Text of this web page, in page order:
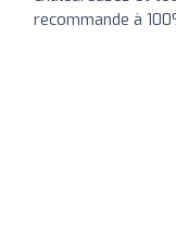
recommande à